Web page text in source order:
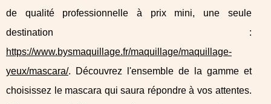
de qualité professionnelle à prix mini, une seule
destination :
https://www.bysmaquillage.fr/maquillage/maquillage-
yeux/mascara/. Découvrez l'ensemble de la gamme et
choisissez le mascara qui saura répondre à vos attentes.